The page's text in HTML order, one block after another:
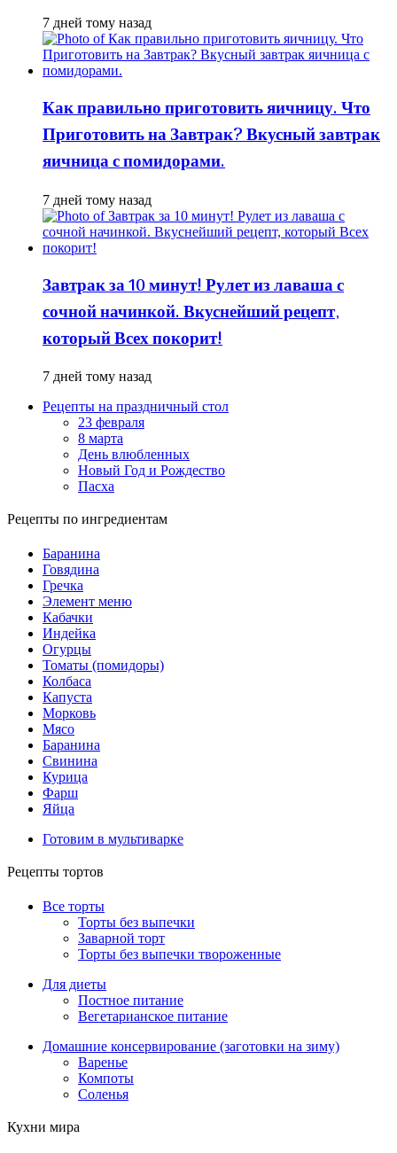
7 дней тому назад
Как правильно приготовить яичницу. Что
Приготовить на Завтрак? Вкусный завтрак
яичница с помидорами.
7 дней тому назад
Завтрак за 10 минут! Рулет из лаваша с
сочной начинкой. Вкуснейший рецепт,
который Всех покорит!
7 дней тому назад
Рецепты на праздничный стол
23 февраля
8 марта
День влюбленных
Новый Год и Рождество
Пасха
Рецепты по ингредиентам
Баранина
Говядина
Гречка
Элемент меню
Кабачки
Индейка
Огурцы
Томаты (помидоры)
Колбаса
Капуста
Морковь
Мясо
Баранина
Свинина
Курица
Фарш
Яйца
Готовим в мультиварке
Рецепты тортов
Все торты
Торты без выпечки
Заварной торт
Торты без выпечки твороженные
Для диеты
Постное питание
Вегетарианское питание
Домашние консервирование (заготовки на зиму)
Варенье
Компоты
Соленья
Кухни мира